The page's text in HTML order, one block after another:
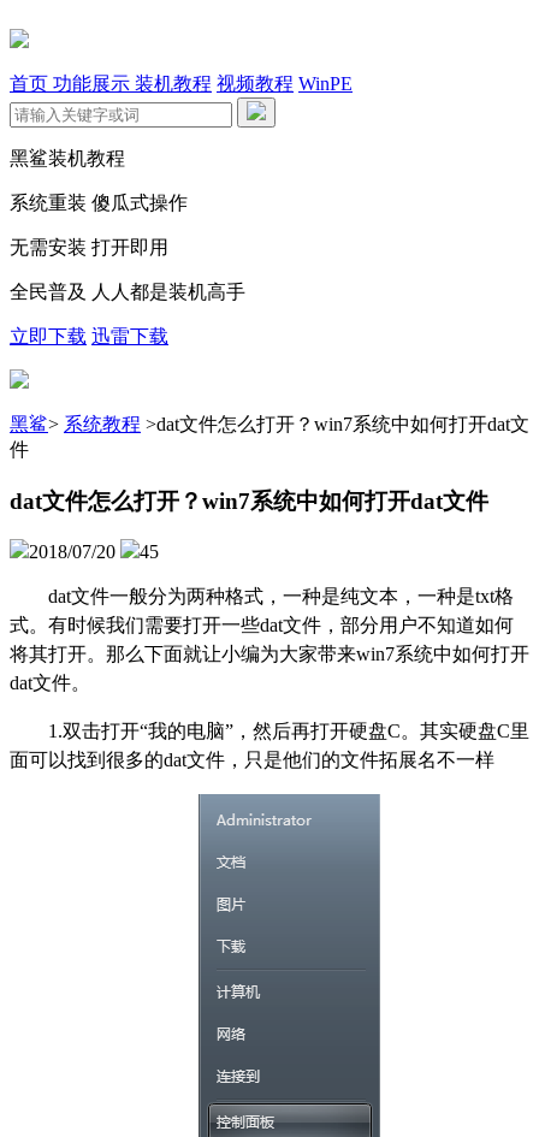
首页 功能展示 装机教程 视频教程 WinPE
黑鲨装机教程
系统重装 傻瓜式操作
无需安装 打开即用
全民普及 人人都是装机高手
立即下载 迅雷下载
黑鲨> 系统教程 >dat文件怎么打开？win7系统中如何打开dat文
件
dat文件怎么打开？win7系统中如何打开dat文件
2018/07/20 45
dat文件一般分为两种格式，一种是纯文本，一种是txt格
式。有时候我们需要打开一些dat文件，部分用户不知道如何
将其打开。那么下面就让小编为大家带来win7系统中如何打开
dat文件。
1.双击打开“我的电脑”，然后再打开硬盘C。其实硬盘C里
面可以找到很多的dat文件，只是他们的文件拓展名不一样